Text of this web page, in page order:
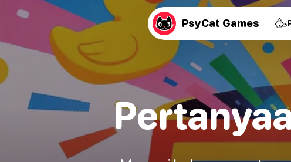
PsyCat Games 🥳